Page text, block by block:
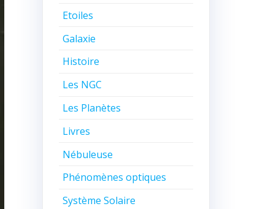
Etoiles
Galaxie
Histoire
Les NGC
Les Planètes
Livres
Nébuleuse
Phénomènes optiques
Système Solaire